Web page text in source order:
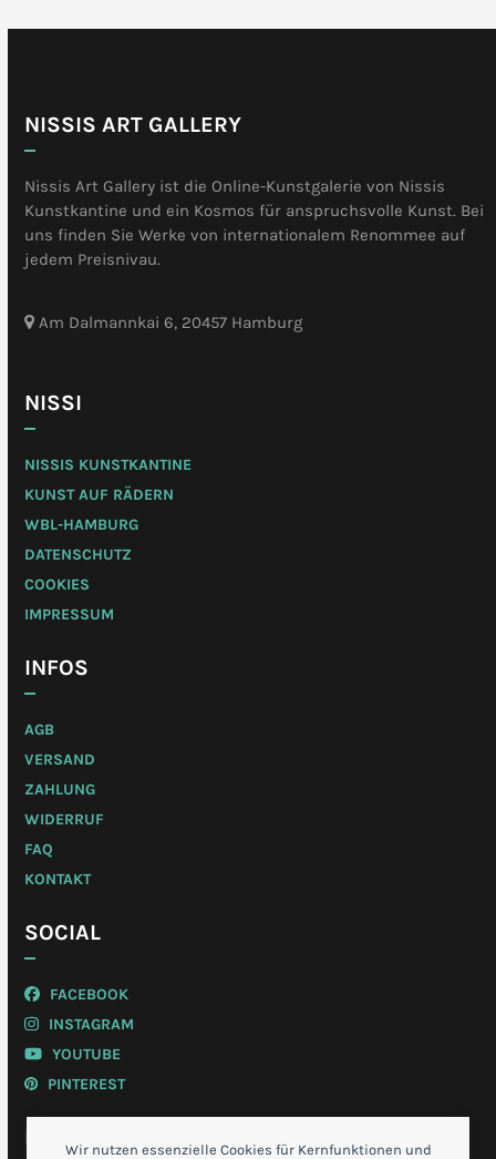
Wir nutzen essenzielle Cookies für Kernfunktionen und
slide
NISSIS ART GALLERY
Nissis Art Gallery ist die Online-Kunstgalerie von Nissis
Kunstkantine und ein Kosmos für anspruchsvolle Kunst. Bei
uns finden Sie Werke von internationalem Renommee auf
jedem Preisnivau.
Am Dalmannkai 6, 20457 Hamburg
NISSI
NISSIS KUNSTKANTINE
KUNST AUF RÄDERN
WBL-HAMBURG
DATENSCHUTZ
COOKIES
IMPRESSUM
INFOS
AGB
VERSAND
ZAHLUNG
WIDERRUF
FAQ
KONTAKT
SOCIAL
FACEBOOK
INSTAGRAM
YOUTUBE
PINTEREST
MEIN KONTO